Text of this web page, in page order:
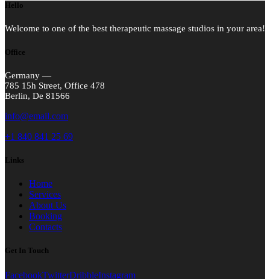
Hello
Welcome to one of the best therapeutic massage studios in your area!
Office
Germany —
785 15h Street, Office 478
Berlin, De 81566
info@email.com
+1 840 841 25 69
Links
Home
Services
About Us
Booking
Contacts
Get In Touch
FacebookTwitterDribbleInstagram